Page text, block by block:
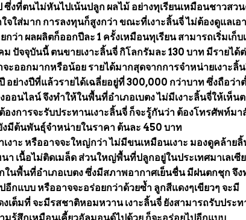
งที่ตนไม่หันไปเน้นปลูก ผลไม้ อย่างทุเรียนเหมือนชาวสว
จใส่มาก การลงทุนก็สูงกว่า ขณะที่เงาะลิ้นจี่ ไม่ต้องดูแลเอ
ว่า ผลผลิตก็ออกปีละ 1 ครั้งเหมือนทุเรียน สามารถเริ่มเก็บ
ปัจจุบันนี้ ตนขายเงาะลิ้นจี่ กิโลกรัมละ 130 บาท มีรายได้
ะออกมากหรือน้อย รายได้มากสุดจากการจำหน่ายเงาะลิ้
ย่างปีที่แล้วรายได้เฉลี่ยอยู่ที่ 300,000 กว่าบาท ซึ่งถือว่า
อนไลน์ จึงทำให้ในพื้นที่อำเภอเบตง ไม่มีเงาะลิ้นจี่ให้เห็น
การจะรับประทานเงาะลิ้นจี่ ก็จะรู้กันว่า ต้องโทรศัพท์มา
มีต้นพันธุ์จำหน่ายในราคา ต้นละ 450 บาท
งาะ หรืออาจจะใหญ่กว่า ไม่มีขนเหมือนเงาะ มองดูคล้ายลิ้
เนื้อไม่ติดเมล็ด ส่วนใหญ่พื้นที่ปลูกอยู่ในประเทศมาเลเซีย
ในพื้นที่อำเภอเบตง ซึ่งมีสภาพอากาศเย็นชื่น มีฝนตกชุก จึง
กแบบ หรืออาจจะอร่อยกว่าด้วยซ้ำ ลูกสีแดงๆเขียวๆ จะมี
เต็มที่ จะมีรสชาติหอมหวาน เงาะลิ้นจี่ ยังสามารถรับประ